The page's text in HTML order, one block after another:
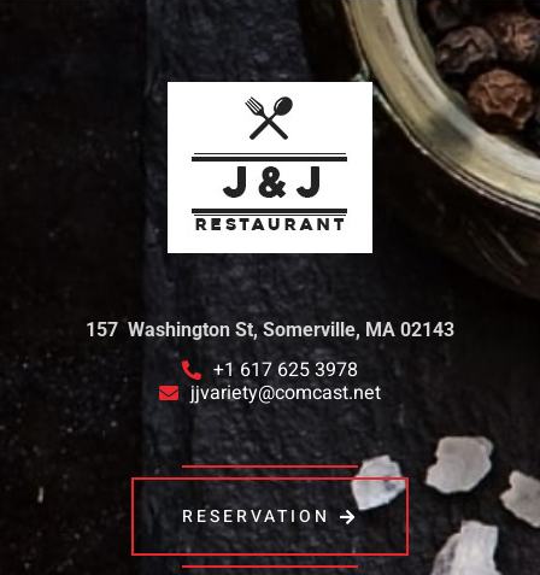
157 Washington St, Somerville, MA 02143
+1 617 625 3978
jjvariety@comcast.net
RESERVATION